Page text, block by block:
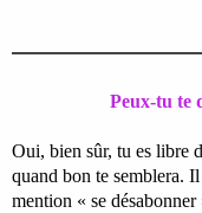
Peux-tu te
Oui, bien sûr, tu es libre
quand bon te semblera.
mention « se